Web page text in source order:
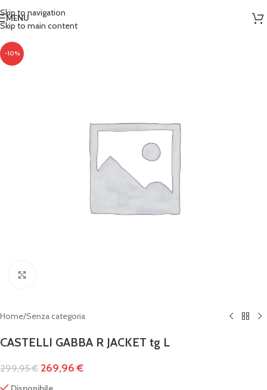
Skip to navigation
Skip to main content
MENU
-10%
Home/Senza categoria
CASTELLI GABBA R JACKET tg L
299,95€ 269,96€